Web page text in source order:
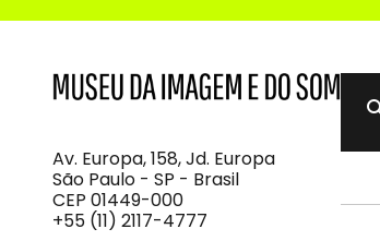
Imagem
e
do
Som
Av. Europa, 158, Jd. Europa
São Paulo - SP - Brasil
CEP 01449-000
+55 (11) 2117-4777